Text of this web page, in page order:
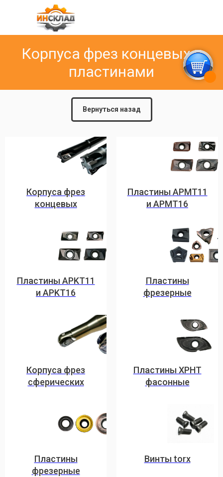
Корпуса фрез концевых с
пластинами
Вернуться назад
Корпуса фрез
концевых
Пластины APMT11
и APMT16
Пластины APKT11
и APKT16
Пластины
фрезерные
Корпуса фрез
сферических
Пластины XPHT
фасонные
Пластины
фрезерные
Винты torx